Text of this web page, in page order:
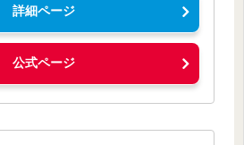
詳細ページ
公式ページ